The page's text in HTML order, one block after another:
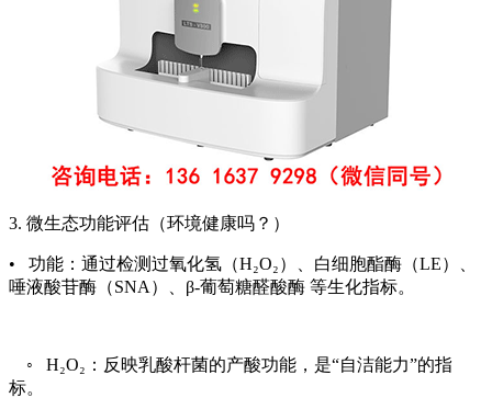
3. 微生态功能评估（环境健康吗？）
• 功能：通过检测过氧化氢（H₂O₂）、白细胞酯酶（LE）、
唾液酸苷酶（SNA）、β-葡萄糖醛酸酶 等生化指标。
◦ H₂O₂：反映乳酸杆菌的产酸功能，是“自洁能力”的指
标。